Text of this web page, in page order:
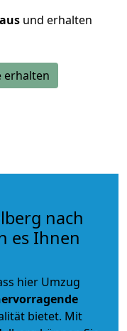
und erhalten
erhalten
nach
es Ihnen
hier Umzug
bietet. Mit